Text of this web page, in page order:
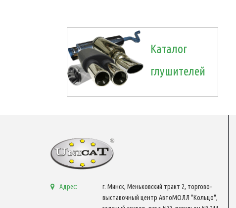
Каталог
глушителей
Адрес:
г. Минск, Меньковский тракт 2, торгово-
выставочный центр АвтоМОЛЛ "Кольцо",